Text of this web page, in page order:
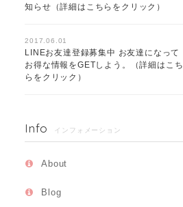
知らせ（詳細はこちらをクリック）
2017.06.01
LINEお友達登録募集中 お友達になって
お得な情報をGETしよう。（詳細はこち
らをクリック）
Info インフォメーション
About
Blog